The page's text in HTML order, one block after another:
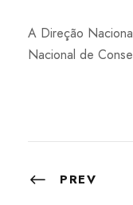
A Direção
Nacional de
PREV